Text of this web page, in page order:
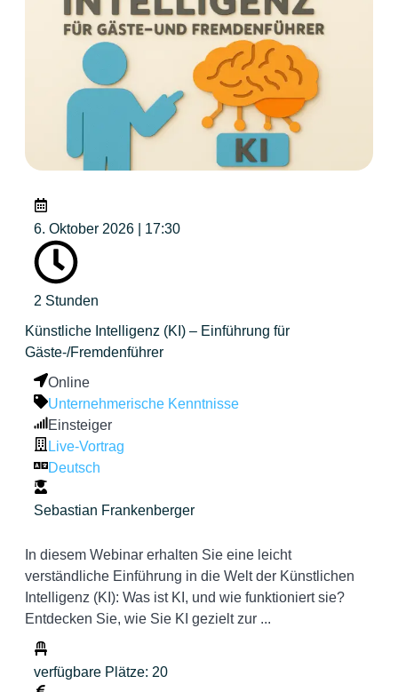
6. Oktober 2026 | 17:30
2 Stunden
Künstliche Intelligenz (KI) – Einführung für
Gäste-/Fremdenführer
Online
Unternehmerische Kenntnisse
Einsteiger
Live-Vortrag
Deutsch
Sebastian Frankenberger
In diesem Webinar erhalten Sie eine leicht
verständliche Einführung in die Welt der Künstlichen
Intelligenz (KI): Was ist KI, und wie funktioniert sie?
Entdecken Sie, wie Sie KI gezielt zur ...
verfügbare Plätze: 20